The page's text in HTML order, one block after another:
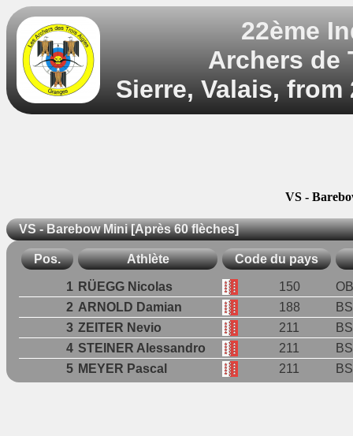
22ème
Archers de
Sierre, Valais, from
VS -
VS - Barebow Mini [Après 60 flèches]
Pos. Athlète Code du pays
1 RÜEGG Nicolas 150
2 ARNOLD Damian 188
3 ZEITER Nevio 211
4 STEINER Alessandro 211
5 MEYER Pascal 211